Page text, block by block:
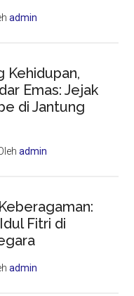
admin
Kehidupan,
Emas: Jejak
di Jantung
admin
Fitri di
admin